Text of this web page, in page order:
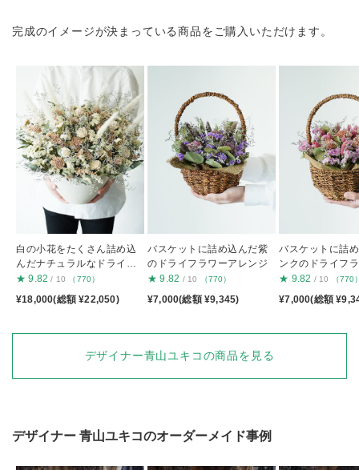
完成のイメージが決まっている商品をご購入いただけます。
白の小花をたくさん詰め込
んだナチュラルなドライフ
ラワーアレンジ
★ 9.82 / 10 （770）
¥18,000(総額 ¥22,050)
バスケットに詰め込んだ紫
のドライフラワーアレンジ
★ 9.82 / 10 （770）
¥7,000(総額 ¥9,345)
バスケットに詰
ンクのドライフ
ンジ
★ 9.82 / 10 （770
¥7,000(総額
デザイナー青山ユキコの商品を見る
デザイナー 青山ユキコのオーダーメイド事例